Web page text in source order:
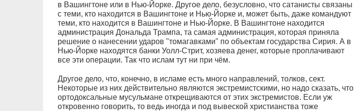
в Вашингтоне или в Нью-Йорке. Другое дело, безусловно, что сатанисты связаны
с теми, кто находится в Вашингтоне и Нью-Йорке и, может быть, даже командуют
теми, кто находится в Вашингтоне и Нью-Йорке. В Вашингтоне находится
администрация Дональда Трампа, та самая администрация, которая приняла
решение о нанесении ударов "томагавками" по объектам государства Сирия. А в
Нью-Йорке находятся банки Уолл-Стрит, хозяева денег, которые проплачивают
все эти операции. Так что ислам тут ни при чём.
Другое дело, что, конечно, в исламе есть много направлений, толков, сект.
Некоторые из них действительно являются экстремистскими, но надо сказать, что
ортодоксальные мусульмане открещиваются от этих экстремистов. Если уж
откровенно говорить, то ведь иногда и под вывеской христианства тоже